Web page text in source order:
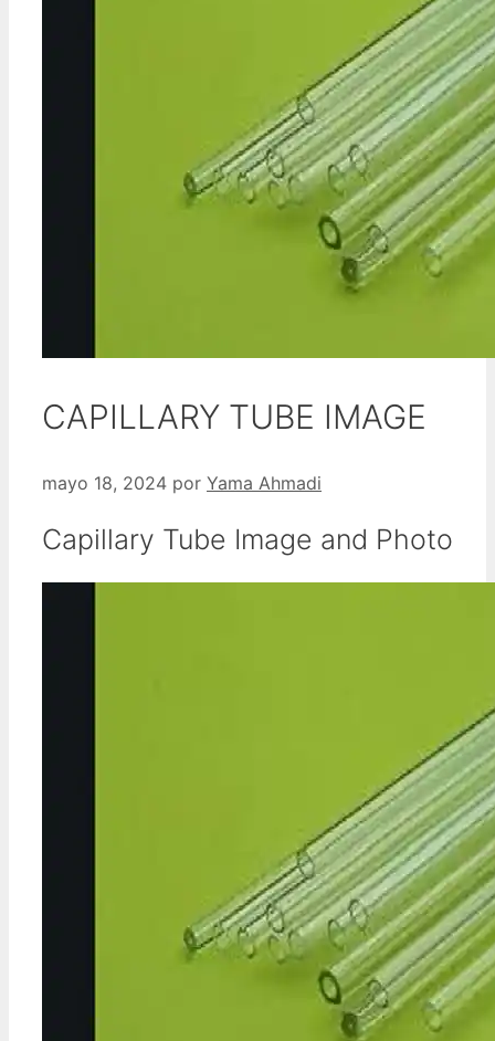
CAPILLARY TUBE IMAGE
mayo 18, 2024 por Yama Ahmadi
Capillary Tube Image and Photo